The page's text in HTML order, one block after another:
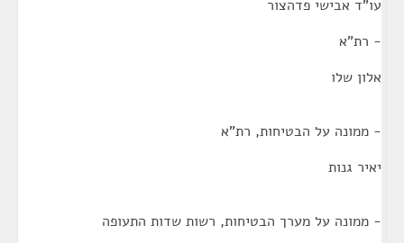
עו"ד אבישי פדהצור
- רת"א
אלון שלו
- ממונה על הבטיחות, רת"א
יאיר גנות
- ממונה על מערך הבטיחות, רשות שדות התעופה